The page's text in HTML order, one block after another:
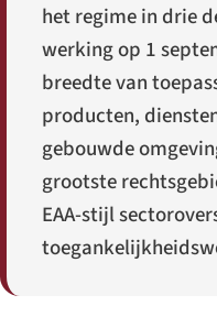
het regime in drie
werking op 1
breedte van
producten,
gebouwde
grootste
EAA-stijl